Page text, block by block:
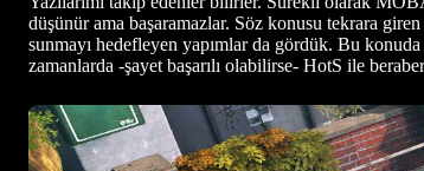
düşünür ama başaramazlar. Söz konusu tekrara
sunmayı hedefleyen yapımlar da gördük. Bu
zamanlarda -şayet başarılı olabilirse- HotS ile